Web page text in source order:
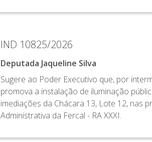
IND 10825/2026
Deputada Jaqueline Silva
Sugere ao Poder Executivo que, por
promova a instalação de iluminação
imediações da Chácara 13, Lote 12, nas
Administrativa da Fercal - RA XXXI.